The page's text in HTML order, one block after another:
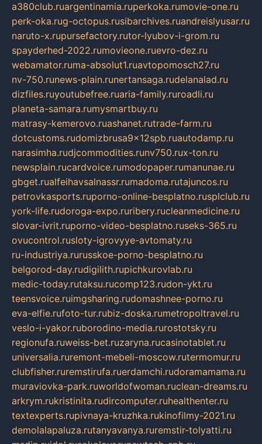
a380club.ruargentinamia.ruperkoka.rumovie-one.ru
perk-oka.rug-octopus.rusibarchives.ruandreislyusar.ru
naruto-x.rupursefactory.rutor-lyubov-i-grom.ru
spayderhed-2022.rumovieone.ruevro-dez.ru
webamator.ruma-absolut1.ruavtopomosch27.ru
nv-750.runews-plain.runertansaga.rudelanalad.ru
dizfiles.ruyoutubefree.ruaria-family.ruroadli.ru
planeta-samara.rumysmartbuy.ru
matrasy-kemerovo.ruashanet.rutrade-farm.ru
dotcustoms.rudomizbrusa9x12spb.ruautodamp.ru
narasimha.rudjcommodities.runv750.rux-ton.ru
newsplain.rucardvoice.rumodopaper.rumanunae.ru
gbget.rualfeihavsalnassr.rumadoma.rutajuncos.ru
petrovkasports.ruporno-online-besplatno.rusplclub.ru
york-life.rudoroga-expo.ruribery.rucleanmedicine.ru
slovar-ivrit.ruporno-video-besplatno.ruseks-365.ru
ovucontrol.rusloty-igrovyye-avtomaty.ru
ru-industriya.rurusskoe-porno-besplatno.ru
belgorod-day.rudigilith.rupichkurovlab.ru
medic-today.rutaksu.rucomp123.rudon-ykt.ru
teensvoice.ruimgsharing.rudomashnee-porno.ru
eva-elfie.rufoto-tur.rubiz-doska.rumetropoltravel.ru
veslo-i-yakor.ruborodino-media.rurostotsky.ru
regionufa.ruweiss-bet.ruzaryna.rucasinotablet.ru
universalia.ruremont-mebeli-moscow.rutermomur.ru
clubfisher.ruremstirufa.ruerdamchi.rudoramamama.ru
muraviovka-park.ruworldofwoman.ruclean-dreams.ru
arkrym.rukristinita.rudircomputer.ruhealthenter.ru
textexperts.rupivnaya-kruzhka.rukinofilmy-2021.ru
demolalapaluza.rutanyavanya.ruremstir-tolyatti.ru